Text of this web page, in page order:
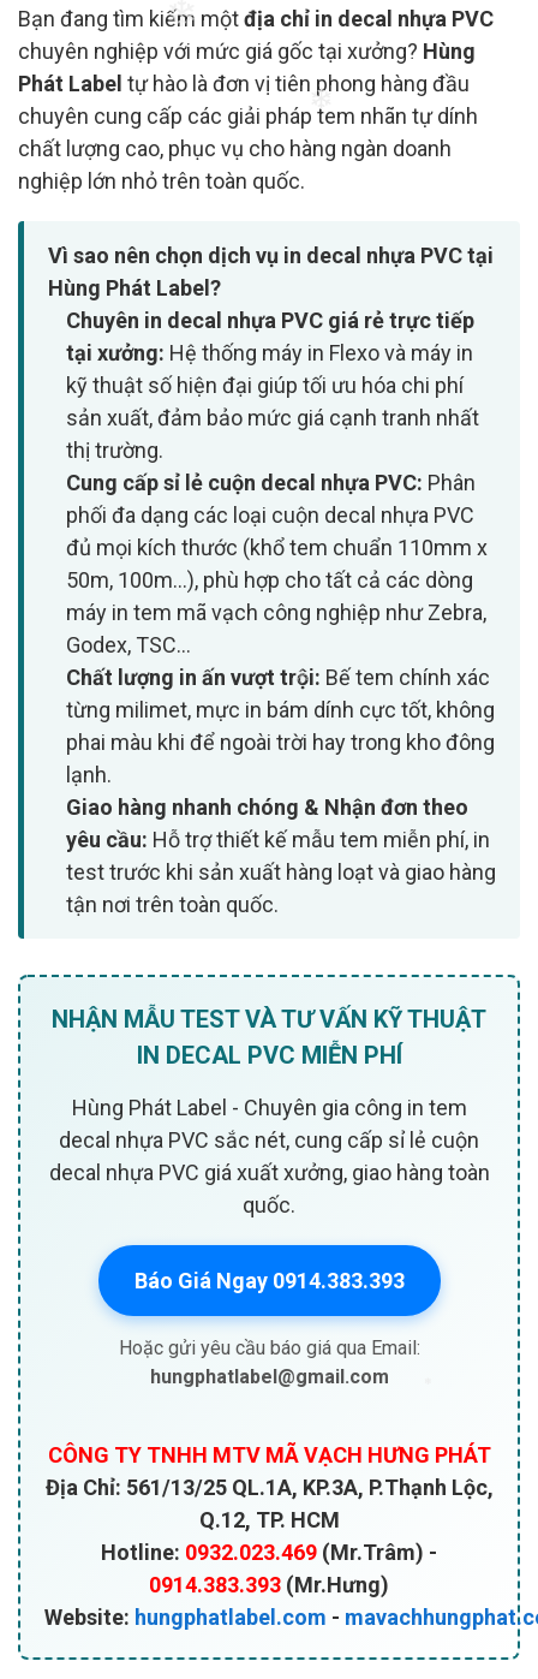
Bạn đang tìm kiếm mộtđịa chỉ in decal nhựa PVC
chuyên nghiệp với mức giá gốc tại xưởng? Hùng
Phát Label tự hào là đơn vị tiên phong hàng đầu
chuyên cung cấp các giải pháp tem nhãn tự dính
chất lượng cao, phục vụ cho hàng ngàn doanh
nghiệp lớn nhỏ trên toàn quốc.
Vì sao nên chọn dịch vụ in decal nhựa PVC tại
Hùng Phát Label?
Chuyên in decal nhựa PVC giá rẻ trực tiếp
tại xưởng: Hệ thống máy in Flexo và máy in
kỹ thuật số hiện đại giúp tối ưu hóa chi phí
sản xuất, đảm bảo mức giá cạnh tranh nhất
thị trường.
Cung cấp sỉ lẻ cuộn decal nhựa PVC: Phân
phối đa dạng các loại cuộn decal nhựa PVC
đủ mọi kích thước (khổ tem chuẩn 110mm x
50m, 100m...), phù hợp cho tất cả các dòng
máy in tem mã vạch công nghiệp như Zebra,
Godex, TSC...
Chất lượng in ấn vượt trội: Bế tem chính xác
từng milimet, mực in bám dính cực tốt, không
phai màu khi để ngoài trời hay trong kho đông
lạnh.
Giao hàng nhanh chóng & Nhận đơn theo
yêu cầu: Hỗ trợ thiết kế mẫu tem miễn phí, in
test trước khi sản xuất hàng loạt và giao hàng
tận nơi trên toàn quốc.
NHẬN MẪU TEST VÀ TƯ VẤN KỸ THUẬT
IN DECAL PVC MIỄN PHÍ
Hùng Phát Label - Chuyên gia công in tem
decal nhựa PVC sắc nét, cung cấp sỉ lẻ cuộn
decal nhựa PVC giá xuất xưởng, giao hàng toàn
quốc.
Báo Giá Ngay 0914.383.393
Hoặc gửi yêu cầu báo giá qua Email:
hungphatlabel@gmail.com
CÔNG TY TNHH MTV MÃ VẠCH HƯNG PHÁT
Địa Chỉ: 561/13/25 QL.1A, KP.3A, P.Thạnh Lộc,
Q.12, TP. HCM
Hotline: 0932.023.469 (Mr.Trâm) -
0914.383.393 (Mr.Hưng)
Website: hungphatlabel.com -
❄
❄
❄